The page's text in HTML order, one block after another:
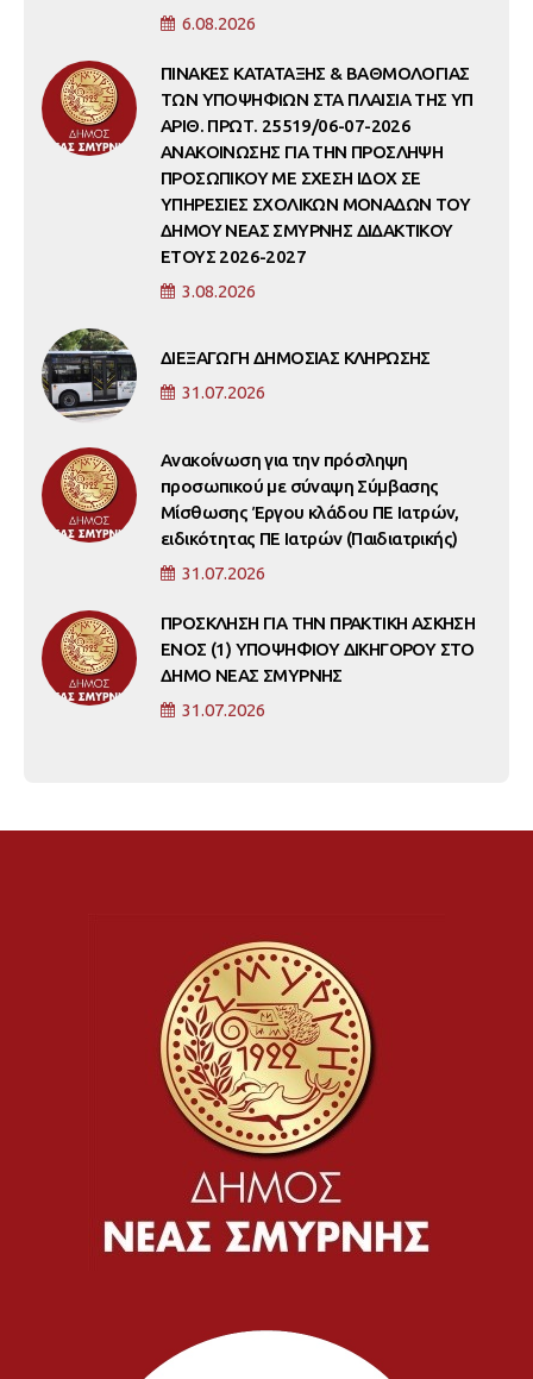
6.08.2026
ΠΙΝΑΚΕΣ ΚΑΤΑΤΑΞΗΣ & ΒΑΘΜΟΛΟΓΙΑΣ
ΤΩΝ ΥΠΟΨΗΦΙΩΝ ΣΤΑ ΠΛΑΙΣΙΑ ΤΗΣ ΥΠ
ΑΡΙΘ. ΠΡΩΤ. 25519/06-07-2026
ΑΝΑΚΟΙΝΩΣΗΣ ΓΙΑ ΤΗΝ ΠΡΟΣΛΗΨΗ
ΠΡΟΣΩΠΙΚΟΥ ΜΕ ΣΧΕΣΗ ΙΔΟΧ ΣΕ
ΥΠΗΡΕΣΙΕΣ ΣΧΟΛΙΚΩΝ ΜΟΝΑΔΩΝ ΤΟΥ
ΔΗΜΟΥ ΝΕΑΣ ΣΜΥΡΝΗΣ ΔΙΔΑΚΤΙΚΟΥ
ΕΤΟΥΣ 2026-2027
3.08.2026
ΔΙΕΞΑΓΩΓΗ ΔΗΜΟΣΙΑΣ ΚΛΗΡΩΣΗΣ
31.07.2026
Ανακοίνωση για την πρόσληψη
προσωπικού με σύναψη Σύμβασης
Μίσθωσης Έργου κλάδου ΠΕ Ιατρών,
ειδικότητας ΠΕ Ιατρών (Παιδιατρικής)
31.07.2026
ΠΡΟΣΚΛΗΣΗ ΓΙΑ ΤΗΝ ΠΡΑΚΤΙΚΗ ΑΣΚΗΣΗ
ΕΝΟΣ (1) ΥΠΟΨΗΦΙΟΥ ΔΙΚΗΓΟΡΟΥ ΣΤΟ
ΔΗΜΟ ΝΕΑΣ ΣΜΥΡΝΗΣ
31.07.2026